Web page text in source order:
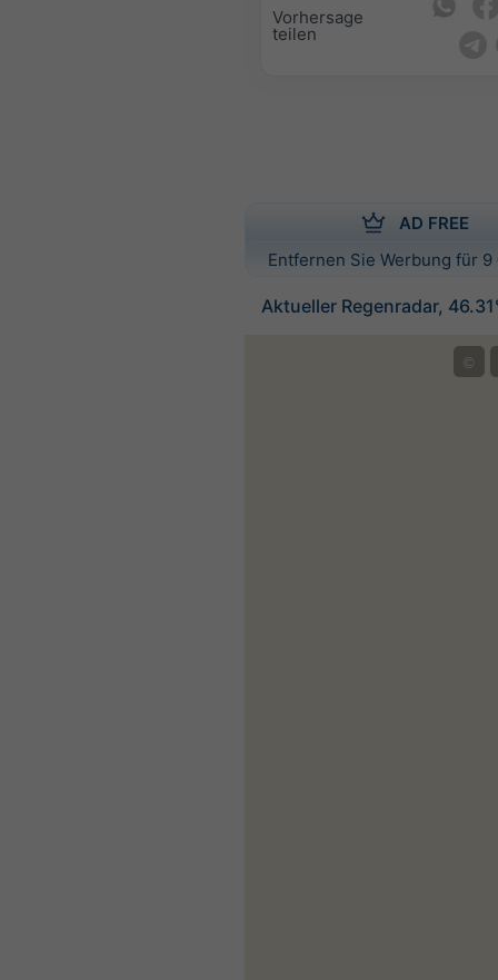
Vorhersage
teilen
AD FREE
Entfernen Sie Werbung für
Aktueller Regenradar,
©